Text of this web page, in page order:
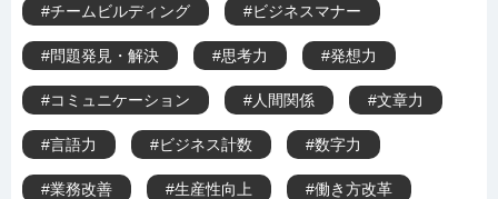
#チームビルディング #ビジネスマナー
#問題発見・解決 #思考力 #発想力
#コミュニケーション #人間関係 #文章力
#言語力 #ビジネス計数 #数字力
#業務改善 #生産性向上 #働き方改革